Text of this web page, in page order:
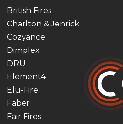
British Fires
Charlton & Jenrick
Cozyance
Dimplex
DRU
Element4
Elu-Fire
Faber
Fair Fires